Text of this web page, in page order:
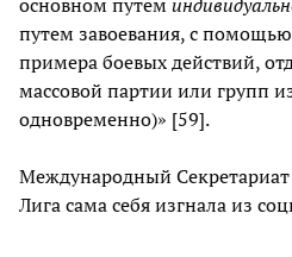
путем завоевания, с
примера боевых действий,
массовой партии или групп
одновременно)» [59].
Международный Секретариат
Лига сама себя изгнала из